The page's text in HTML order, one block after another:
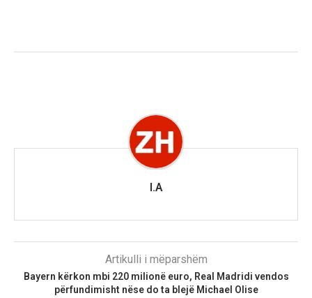
I.A
Artikulli i mëparshëm
Bayern kërkon mbi 220 milionë euro, Real Madridi vendos
përfundimisht nëse do ta blejë Michael Olise